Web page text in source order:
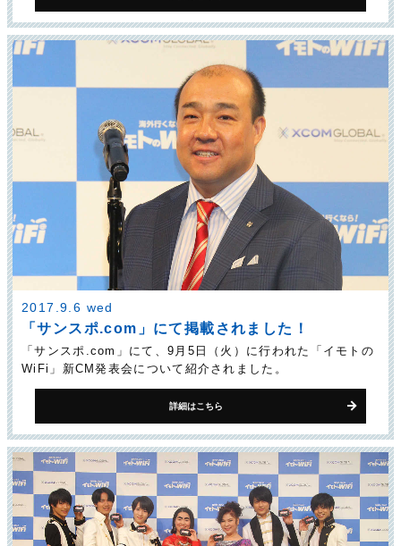
2017.9.6 wed
「サンスポ.com」にて掲載されました！
「サンスポ.com」にて、9月5日（火）に行われた「イモトの
WiFi」新CM発表会について紹介されました。
詳細はこちら